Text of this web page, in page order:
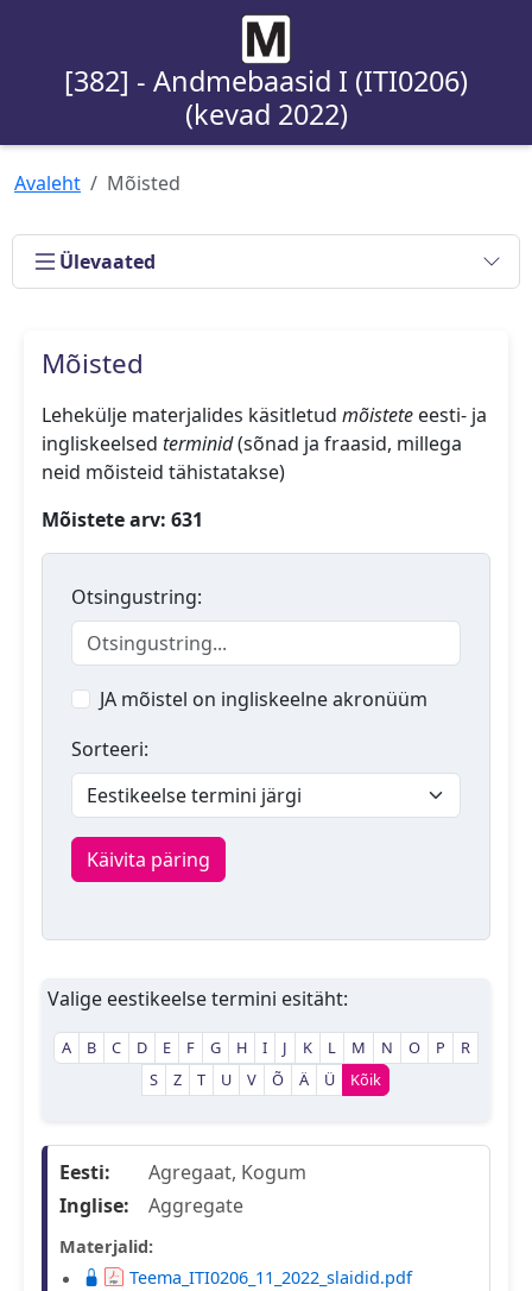
[382] - Andmebaasid I (ITI0206)
(kevad 2022)
Avaleht Mõisted
Ülevaated
Mõisted
Lehekülje materjalides käsitletud mõistete eesti- ja
ingliskeelsed terminid(sõnad ja fraasid, millega
neid mõisteid tähistatakse)
Mõistete arv: 631
Otsingustring:
JA mõistel on ingliskeelne akronüüm
Sorteeri:
Käivita päring
Valige eestikeelse termini esitäht:
A B C D E F G H I J K L M N O P
R
S
Z T U V Õ Ä Ü Kõik
Eesti:
Agregaat, Kogum
Inglise:
Aggregate
Materjalid:
Teema_ITI0206_11_2022_slaidid.pdf